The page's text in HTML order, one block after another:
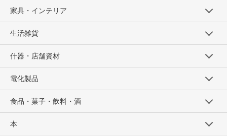
家具・インテリア
生活雑貨
什器・店舗資材
電化製品
食品・菓子・飲料・酒
本